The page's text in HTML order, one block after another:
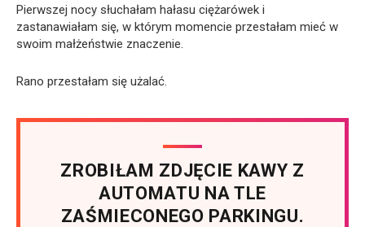
Pierwszej nocy słuchałam hałasu ciężarówek i
zastanawiałam się, w którym momencie przestałam mieć w
swoim małżeństwie znaczenie.
Rano przestałam się użalać.
ZROBIŁAM ZDJĘCIE KAWY Z
AUTOMATU NA TLE
ZAŚMIECONEGO PARKINGU.